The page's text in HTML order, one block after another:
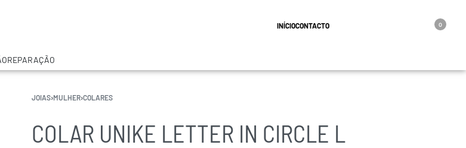
INÍCIOCONTACTO 0
REPARAÇÃO
JOIAS›MULHER›COLARES
COLAR UNIKE LETTER IN CIRCLE L